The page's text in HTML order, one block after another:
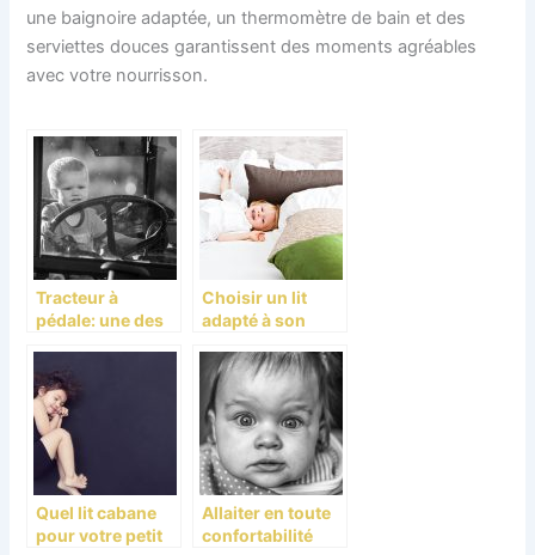
une baignoire adaptée, un thermomètre de bain et des
serviettes douces garantissent des moments agréables
avec votre nourrisson.
Tracteur à
pédale: une des
votre enfant
Choisir un lit
adapté à son
Quel lit cabane
pour votre petit
Allaiter en toute
confortabilité